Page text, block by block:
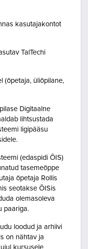
kasutajakontot
TalTechi
(õpetaja, üliõpilane,
Digitaalne
lihtsustada
ligipääsu
(edaspidi ÕIS)
tasemeõppe
õpetaja Rollis
seotakse ÕISis
olemasoleva
paariga.
loodud ja arhiivi
on nähtav ja
kursusele